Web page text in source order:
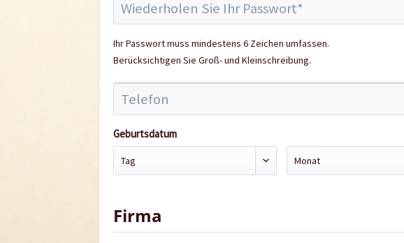
Ihr Passwort muss mindestens 6 Zeichen umfassen.
Berücksichtigen Sie Groß- und Kleinschreibung.
Geburtsdatum
Firma